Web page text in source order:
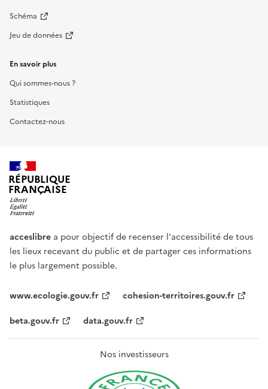
Schéma
Jeu de données
En savoir plus
Qui sommes-nous ?
Statistiques
Contactez-nous
RÉPUBLIQUE
FRANÇAISE
acceslibre a pour objectif de recenser l'accessibilité de tous
les lieux recevant du public et de partager ces informations
le plus largement possible.
www.ecologie.gouv.fr
cohesion-territoires.gouv.fr
beta.gouv.fr
data.gouv.fr
Nos investisseurs